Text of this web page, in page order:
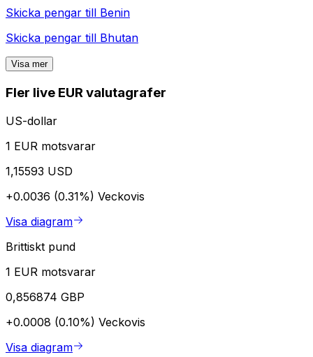
Skicka pengar till Benin
Skicka pengar till Bhutan
Visa mer
Fler live EUR valutagrafer
US-dollar
1 EUR motsvarar
1,15593 USD
+0.0036 (0.31%) Veckovis
Visa diagram
Brittiskt pund
1 EUR motsvarar
0,856874 GBP
+0.0008 (0.10%) Veckovis
Visa diagram